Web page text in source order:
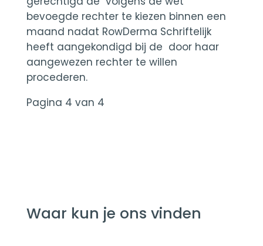
bevoegde rechter te kiezen binnen een
maand nadat RowDerma Schriftelijk
heeft aangekondigd bij de door haar
aangewezen rechter te willen
procederen.
Pagina 4 van 4
Waar kun je ons vinden